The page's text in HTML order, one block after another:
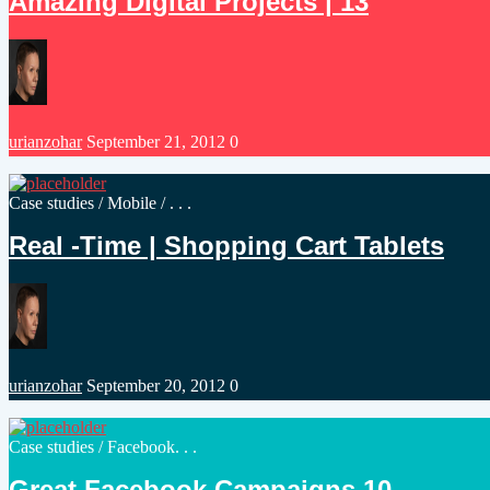
Posted
by
urianzohar September 21, 2012 0
Posted
Case studies /Mobile / . . .
Real -Time | Shopping Cart Tablets
Posted
by
urianzohar September 20, 2012 0
Posted
Case studies /Facebook. . .